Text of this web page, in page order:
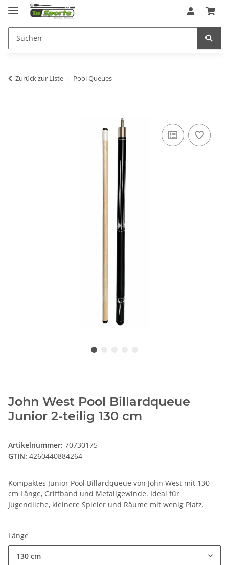
Zurück zur Liste Pool Queues
John West Pool Billardqueue
Junior 2-teilig 130 cm
Artikelnummer: 70730175
GTIN: 4260440884264
Kompaktes Junior Pool Billardqueue von John West mit 130
cm Länge, Griffband und Metallgewinde. Ideal für
Jugendliche, kleinere Spieler und Räume mit wenig Platz.
Länge
130 cm